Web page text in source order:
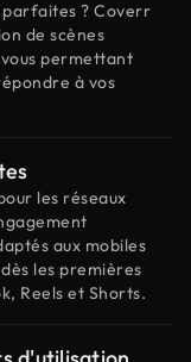
parfaites ? Coverr
de scènes
permettant
à vos
les réseaux
aux mobiles
les premières
Reels et Shorts.